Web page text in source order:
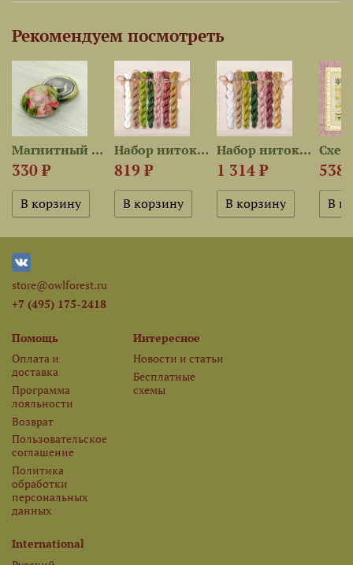
Рекомендуем посмотреть
Магнитный держатель «Улитка...
330 ₽
Набор ниток OwlForest для...
819 ₽
Набор ниток OwlForest для...
1 314 ₽ 538
store@owlforest.ru
+7 (495) 175-2418
Помощь
Оплата и
доставка
Программа
лояльности
Возврат
Пользовательское
соглашение
Политика
обработки
персональных
данных
Интересное
Новости и статьи
Бесплатные
схемы
International